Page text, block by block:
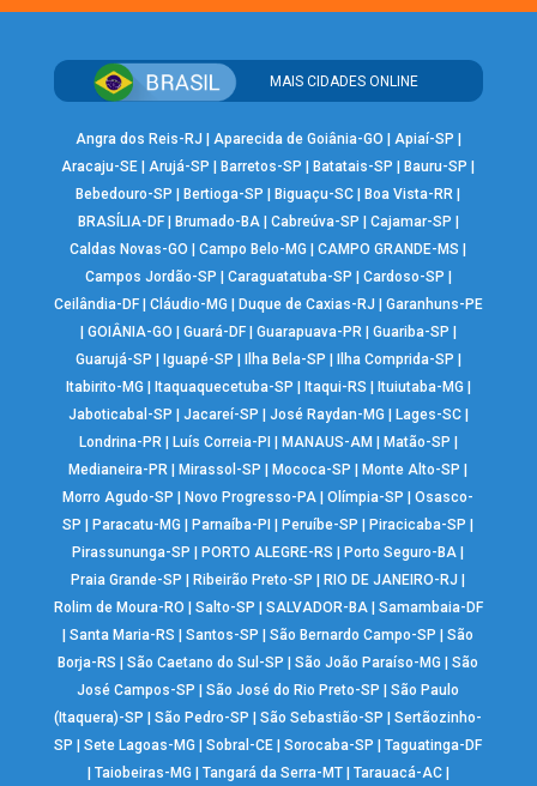
MAIS CIDADES ONLINE
Angra dos Reis-RJ Aparecida de Goiânia-GO Apiaí-SP
Aracaju-SE |Arujá-SP Barretos-SP Batatais-SP Bauru-SP
Bebedouro-SP
Bertioga-SP Biguaçu-SC Boa Vista-RR
BRASÍLIA-DF| Brumado-BA| Cabreúva-SP Cajamar-SP
Caldas Novas-GO
|Campo Belo-MG |CAMPO GRANDE-MS
Campos Jordão-SP
Caraguatatuba-SP Cardoso-SP
Ceilândia-DF| Cláudio-MG Duque de Caxias-RJ
Garanhuns-PE
GOIÂNIA-GO Guará-DF| Guarapuava-PR| Guariba-SP
Guarujá-SP
Iguapé-SP Ilha Bela-SP Ilha Comprida-SP
Itabirito-MG
Itaquaquecetuba-SP Itaqui-RS Ituiutaba-MG
Jaboticabal-SP
Jacareí-SP José Raydan-MG Lages-SC|
Londrina-PR| Luís Correia-PI MANAUS-AM Matão-SP
Medianeira-PR
Mirassol-SP Mococa-SP Monte Alto-SP
Morro Agudo-SP
Novo Progresso-PA |Olímpia-SP |Osasco-
SP
Paracatu-MG Parnaíba-PI Peruíbe-SP Piracicaba-SP
Pirassununga-SP
PORTO ALEGRE-RS Porto Seguro-BA
Praia Grande-SP
Ribeirão Preto-SP RIO DE JANEIRO-RJ
Rolim de Moura-RO
Salto-SP SALVADOR-BA| Samambaia-DF
|Santa Maria-RS |Santos-SP |São Bernardo Campo-SP |São
Borja-RS
|São Caetano do Sul-SP |São João Paraíso-MG |São
José Campos-SP
|São José do Rio Preto-SP |São Paulo
(Itaquera)-SP
|São Pedro-SP |São Sebastião-SP |Sertãozinho-
SP
|Sete Lagoas-MG |Sobral-CE |Sorocaba-SP |Taguatinga-DF
Taiobeiras-MG Tangará da Serra-MT| Tarauacá-AC|